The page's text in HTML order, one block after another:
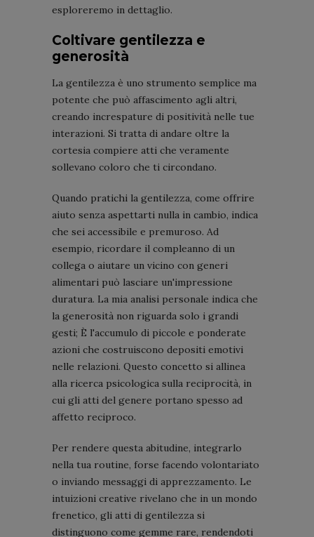
esploreremo in dettaglio.
Coltivare gentilezza e
generosità
La gentilezza è uno strumento semplice ma
potente che può affascimento agli altri,
creando increspature di positività nelle tue
interazioni. Si tratta di andare oltre la
cortesia compiere atti che veramente
sollevano coloro che ti circondano.
Quando pratichi la gentilezza, come offrire
aiuto senza aspettarti nulla in cambio, indica
che sei accessibile e premuroso. Ad
esempio, ricordare il compleanno di un
collega o aiutare un vicino con generi
alimentari può lasciare un'impressione
duratura. La mia analisi personale indica che
la generosità non riguarda solo i grandi
gesti; È l'accumulo di piccole e ponderate
azioni che costruiscono depositi emotivi
nelle relazioni. Questo concetto si allinea
alla ricerca psicologica sulla reciprocità, in
cui gli atti del genere portano spesso ad
affetto reciproco.
Per rendere questa abitudine, integrarlo
nella tua routine, forse facendo volontariato
o inviando messaggi di apprezzamento. Le
intuizioni creative rivelano che in un mondo
frenetico, gli atti di gentilezza si
distinguono come gemme rare, rendendoti